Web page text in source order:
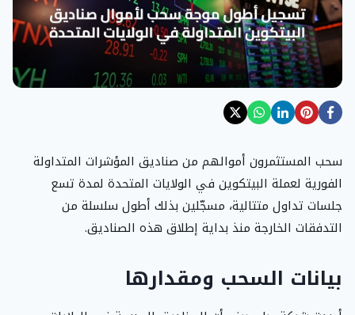
سحب المستثمرون أموالهم من صناديق المؤشرات المتداولة
الفورية لعملة البيتكوين في الولايات المتحدة لمدة تسع
جلسات تداول متتالية، مسجّلين بذلك أطول سلسلة من
التدفقات الخارجة منذ بداية إطلاق هذه الصناديق.
بيانات السحب ومقدارها